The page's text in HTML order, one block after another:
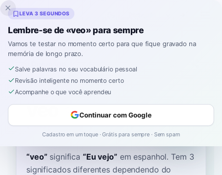
Inklingo
Início›Espanhol›Dicionário›veo
veo
BEH-oh 'be.o
“veo” significa “Eu vejo” em espanhol. Tem 3
significados diferentes dependendo do
LEVA 3 SEGUNDOS
Lembre-se de «veo» para sempre
Vamos te testar no momento certo para que fique gravado na
memória de longo prazo.
Salve palavras no seu vocabulário pessoal
Revisão inteligente no momento certo
Acompanhe o que você aprendeu
Continuar com Google
Cadastro em um toque · Grátis para sempre · Sem spam